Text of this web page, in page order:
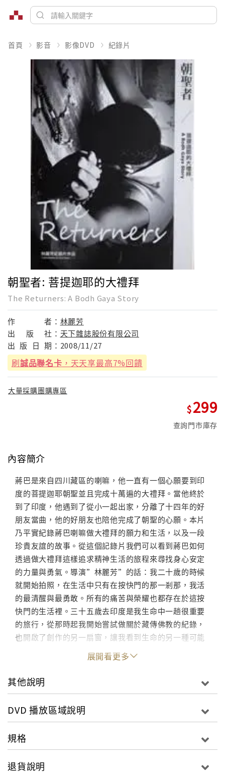
首頁 影音 影像DVD 紀錄片
朝聖者: 菩提迦耶的大禮拜
The Returners: A Bodh Gaya Story
作 者： 林麗芳
出
版 社： 天下雜誌股份有限公司
出 版 日 期： 2008/11/27
刷誠品聯名卡 ，天天享最高7%回饋
大量採購團購專區
299
查詢門市庫存
內容簡介
蔣巴是來自四川藏區的喇嘛，他一直有一個心願要到印
度的菩提迦耶朝聖並且完成十萬遍的大禮拜。當他終於
到了印度，他遇到了從小一起出家，分離了十四年的好
朋友當曲，他的好朋友也陪他完成了朝聖的心願。本片
乃平實紀錄蔣巴喇嘛做大禮拜的願力和生活，以及一段
珍貴友誼的故事。從這個記錄片我們可以看到蔣巴如何
透過做大禮拜這樣追求精神生活的旅程來尋找身心安定
的力量與勇氣。導演”林麗芳”的話：我二十歲的時候
就開始拍照，在生活中只有在按快門的那一剎那，我活
的最清醒與最勇敢。所有的痛苦與榮耀也都存在於這按
快門的生活裡。三十五歲去印度是我生命中一趟很重要
的旅行，從那時起我開始嘗試做關於藏傳佛教的紀錄，
也開啟了創作的另一扇窗，讓我看到生命的另一種可能
展開看更多
其他說明
DVD 播放區域說明
規格
退貨說明